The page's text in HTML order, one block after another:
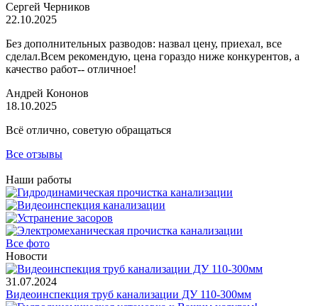
Сергей Черников
22.10.2025
Без дополнительных разводов: назвал цену, приехал, все
сделал.Всем рекомендую, цена гораздо ниже конкурентов, а
качество работ-- отличное!
Андрей Кононов
18.10.2025
Всё отлично, советую обращаться
Все отзывы
Наши работы
Все фото
Новости
31.07.2024
Видеоинспекция труб канализации ДУ 110-300мм